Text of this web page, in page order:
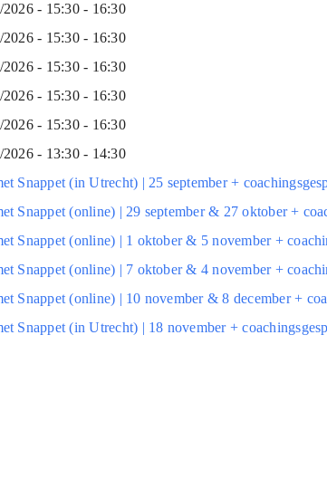
- 15:30 - 16:30
- 15:30 - 16:30
- 15:30 - 16:30
- 15:30 - 16:30
- 15:30 - 16:30
- 13:30 - 14:30
Snappet (in Utrecht) | 25 september +
Snappet (online) | 29 september & 27 oktober +
Snappet (online) | 1 oktober & 5 november +
Snappet (online) | 7 oktober & 4 november +
Snappet (online) | 10 november & 8 december +
Snappet (in Utrecht) | 18 november +